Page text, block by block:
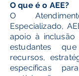
O que é o AEE?
O
Especializado,
apoio à inclusão
estudantes
recursos,
específicas